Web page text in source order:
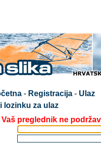
- Registracija- Ulaz
lozinku za ulaz
preglednik ne